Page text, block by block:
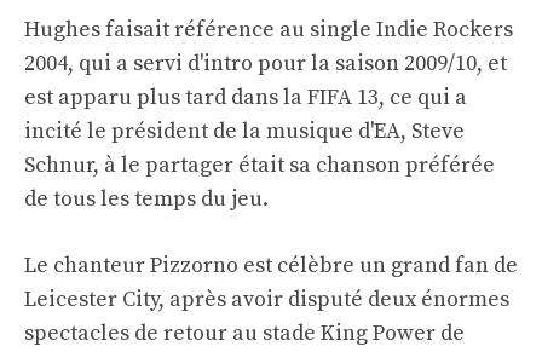
Hughes faisait référence au single Indie Rockers
2004, qui a servi d'intro pour la saison 2009/10, et
est apparu plus tard dans la FIFA 13, ce qui a
incité le président de la musique d'EA, Steve
Schnur, à le partager était sa chanson préférée
de tous les temps du jeu.
Le chanteur Pizzorno est célèbre un grand fan de
Leicester City, après avoir disputé deux énormes
spectacles de retour au stade King Power de